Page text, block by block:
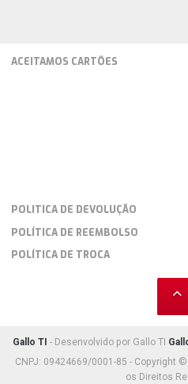
ACEITAMOS CARTÕES
POLITICA DE DEVOLUÇÃO
POLÍTICA DE REEMBOLSO
POLÍTICA DE TROCA
Gallo TI - Desenvolvido por Gallo TI
CNPJ: 09424669/0001-85 - Copyright
os Direitos